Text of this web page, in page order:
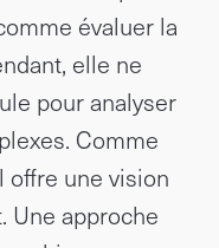
évaluer la
elle ne
pour analyser
Comme
offre une vision
Une approche